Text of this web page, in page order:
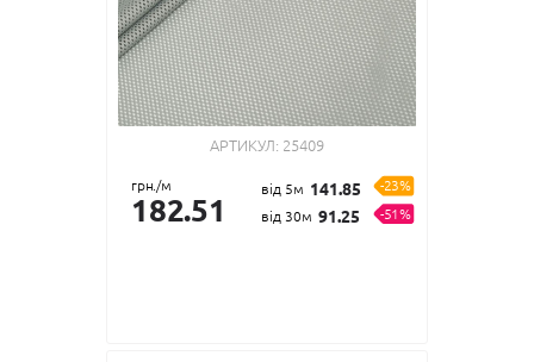
АРТИКУЛ: 25409
грн./м
182.51
від 5м 141.85
-23%
від 30м 91.25 -51%